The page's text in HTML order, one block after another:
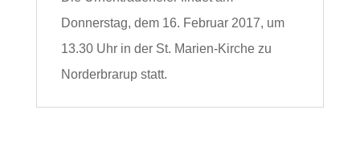
Donnerstag, dem 16. Februar 2017, um
13.30 Uhr in der St. Marien-Kirche zu
Norderbrarup statt.